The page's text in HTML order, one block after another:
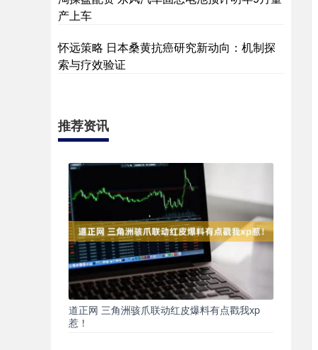
产上车
怀远策略 日本桑黄抗癌研究新动向：机制探
索与疗效验证
推荐资讯
道正网 三角洲骇爪联动红皮爆料有点戳我xp
惹！